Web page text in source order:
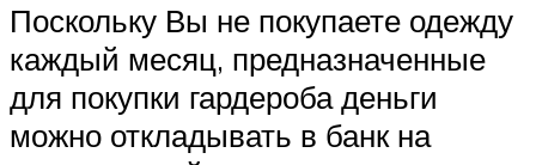
Поскольку Вы не покупаете одежду
каждый месяц, предназначенные
для покупки гардероба деньги
можно откладывать в банк на